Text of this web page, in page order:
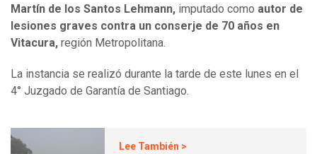
Martín de los Santos Lehmann, imputado como autor de
lesiones graves contra un conserje de 70 años en
Vitacura, región Metropolitana.
La instancia se realizó durante la tarde de este lunes en el
4° Juzgado de Garantía de Santiago.
Lee También >